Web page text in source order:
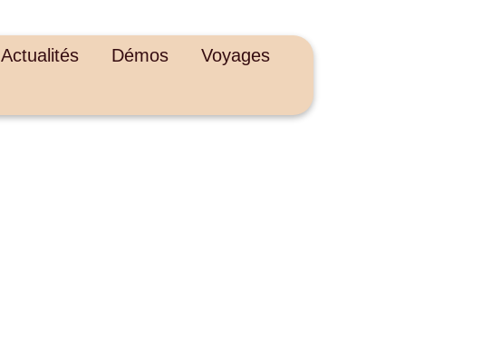
Actualités Démos
Voyages